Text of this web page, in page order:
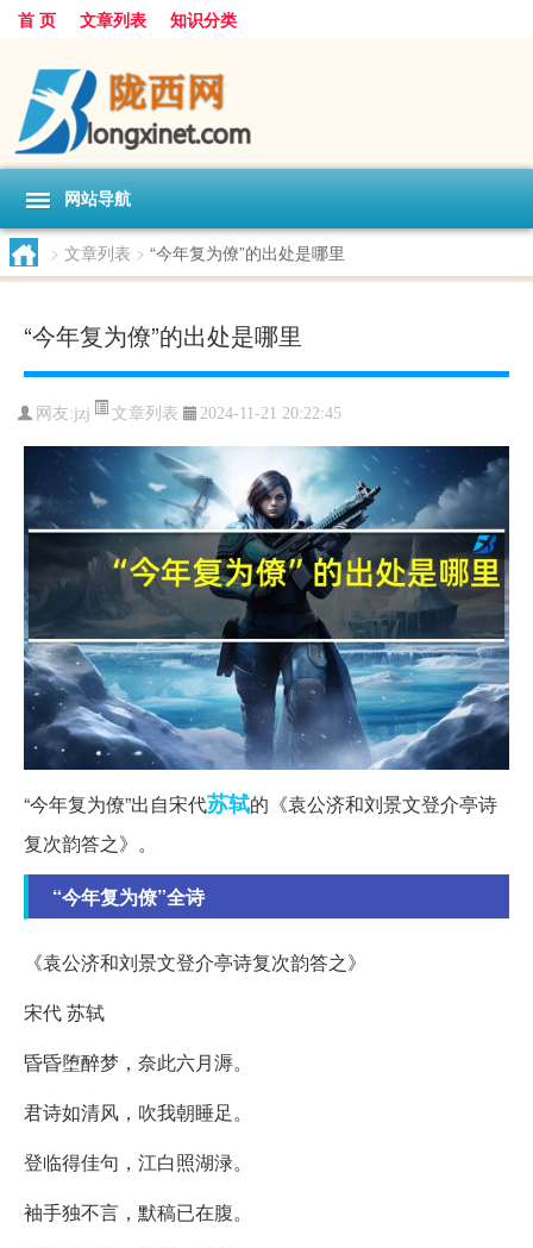
首 页 文章列表 知识分类
网站导航
> 文章列表 > “今年复为僚”的出处是哪里
“今年复为僚”的出处是哪里
网友:jzj 文章列表 2024-11-21 20:22:45
“今年复为僚”出自宋代苏轼的《袁公济和刘景文登介亭诗
复次韵答之》。
“今年复为僚”全诗
《袁公济和刘景文登介亭诗复次韵答之》
宋代 苏轼
昏昏堕醉梦，奈此六月溽。
君诗如清风，吹我朝睡足。
登临得佳句，江白照湖渌。
袖手独不言，默稿已在腹。